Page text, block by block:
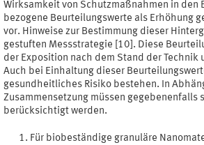
Wirksamkeit von Schutzmaßnahmen in
bezogene Beurteilungswerte als Erhöhung
vor. Hinweise zur Bestimmung dieser
gestuften Messstrategie [10]. Diese
der Exposition nach dem Stand der
Auch bei Einhaltung dieser
gesundheitliches Risiko bestehen. In
Zusammensetzung müssen
berücksichtigt werden.
Für biobeständige granuläre